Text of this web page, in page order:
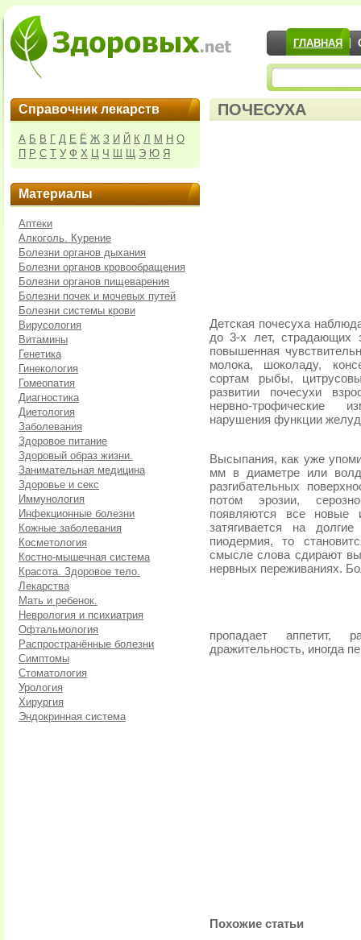
ГЛАВНАЯ
Справочник лекарств
А Б В Г Д Е Ё Ж З И Й К Л М Н О
П Р С Т У Ф Х Ц Ч Ш Щ Э Ю Я
Материалы
Аптеки
Алкоголь. Курение
Болезни органов дыхания
Болезни органов кровообращения
Болезни органов пищеварения
Болезни почек и мочевых путей
Болезни системы крови
Вирусология
Витамины
Генетика
Гинекология
Гомеопатия
Диагностика
Диетология
Заболевания
Здоровое питание
Здоровый образ жизни.
Занимательная медицина
Здоровье и секс
Иммунология
Инфекционные болезни
Кожные заболевания
Косметология
Костно-мышечная система
Красота. Здоровое тело.
Лекарства
Мать и ребенок.
Неврология и психиатрия
Офтальмология
Распространённые болезни
Симптомы
Стоматология
Урология
Хирургия
Эндокринная система
ПОЧЕСУХА
Детская почесуха
до 3-х лет, страдающих
повышенная
молока, шоколаду,
сортам рыбы,
развитии почесухи
нервно-трофические
нарушения функции
Высыпания, как уже
мм в диаметре или
разгибательных
потом эрозии,
появляются все
затягивается на
пиодермия, то
смысле слова сдирают
нервных переживаниях.
пропадает аппетит,
дражительность, иногда
Похожие статьи